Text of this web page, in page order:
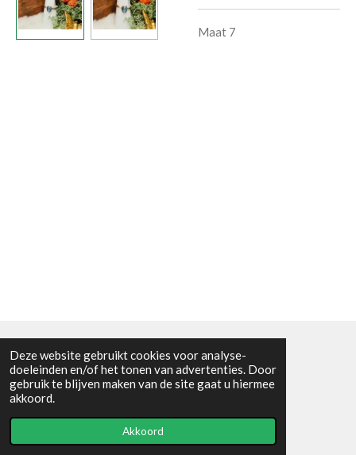
Deze website gebruikt cookies voor analyse-
doeleinden en/of het tonen van advertenties. Door
gebruik te blijven maken van de site gaat u hiermee
akkoord.
Akkoord
Maat 7
Algemene voorwaarden
© 2021 - RC en mineralenshop Het vlinderpad